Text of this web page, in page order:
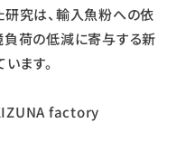
究は、輸入魚粉への依
荷の低減に寄与する新
ます。
factory